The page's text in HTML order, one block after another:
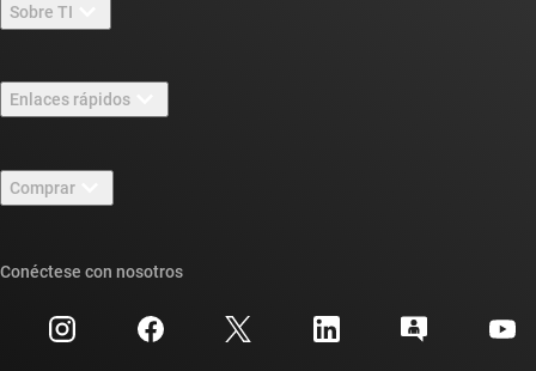
Sobre TI
Carreras laborales
Sala de redacción
Eventos
Relaciones con los inversionistas
Enlaces rápidos
Foros de soporte de diseño de TI E2E™
Búsqueda de referencias cruzadas
Centro de atención al cliente
Comprar
Conéctese con nosotros